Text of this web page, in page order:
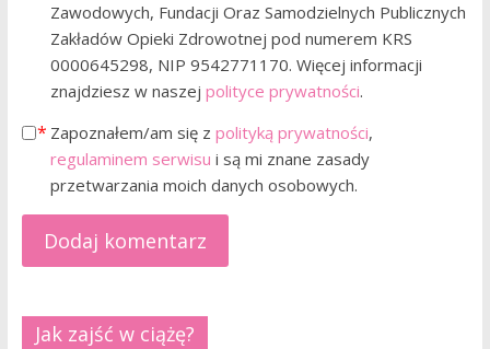
Zawodowych, Fundacji Oraz Samodzielnych Publicznych
Zakładów Opieki Zdrowotnej pod numerem KRS
0000645298, NIP 9542771170. Więcej informacji
znajdziesz w naszej polityce prywatności.
Zapoznałem/am się z polityką prywatności,
regulaminem serwisu i są mi znane zasady
przetwarzania moich danych osobowych.
Jak zajść w ciążę?